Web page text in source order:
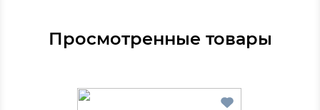
Просмотренные товары